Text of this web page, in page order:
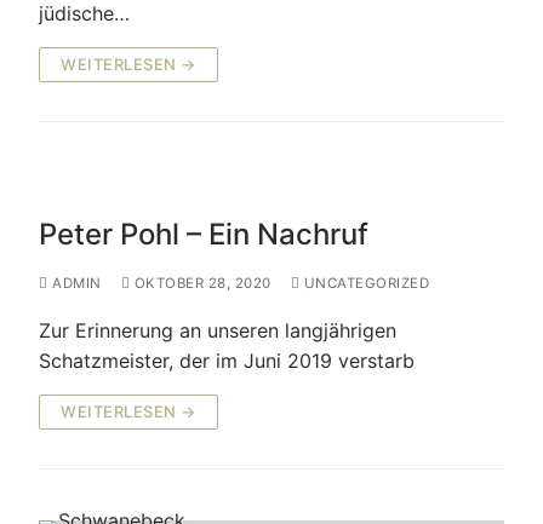
jüdische…
WEITERLESEN →
Peter Pohl – Ein Nachruf
ADMIN OKTOBER 28, 2020 UNCATEGORIZED
Zur Erinnerung an unseren langjährigen
Schatzmeister, der im Juni 2019 verstarb
WEITERLESEN →